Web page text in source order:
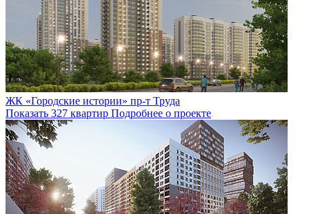
ЖК «Городские истории» пр-т Труда
Показать 327 квартир Подробнее о проекте